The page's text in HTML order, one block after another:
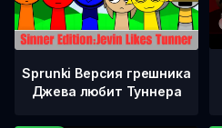
Sprunki Версия грешника
Джева любит Туннера